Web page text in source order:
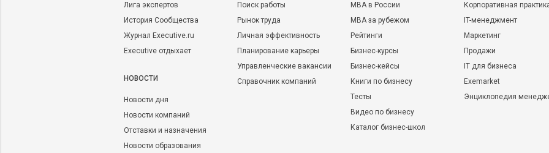
Лига экспертов
История Сообщества
Журнал Executive.ru
Executive отдыхает
НОВОСТИ
Новости дня
Новости компаний
Отставки и назначения
Новости образования
Поиск работы
Рынок труда
Личная эффективность
Планирование карьеры
Управленческие вакансии
Справочник компаний
MBA в России
MBA за рубежом
Рейтинги
Бизнес-курсы
Бизнес-кейсы
Книги по бизнесу
Тесты
Видео по бизнесу
Каталог бизнес-школ
Корпоративная
IT-менеджмент
Маркетинг
Продажи
IT для бизнеса
Exemarket
Энциклопедия